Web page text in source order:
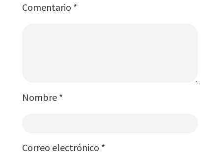
Comentario *
Nombre *
Correo electrónico *